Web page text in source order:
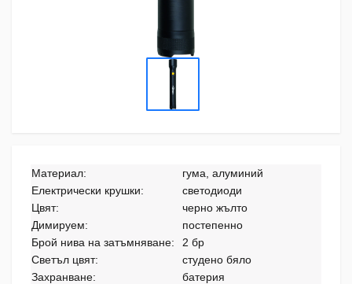
Материал:
гума, алуминий
Електрически крушки:
светодиоди
Цвят:
черно жълто
Димируем:
постепенно
Брой нива на затъмняване:
2 бр
Светъл цвят:
студено бяло
Захранване:
батерия